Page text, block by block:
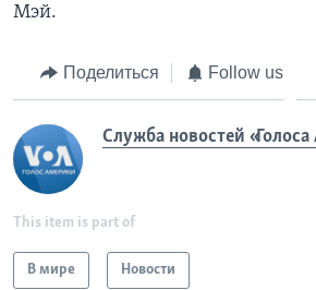
Мэй.
Поделиться Follow us
Служба новостей
This item is part of
В мире Новости